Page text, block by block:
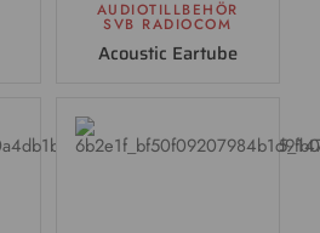
AUDIOTILLBEHÖR
SVB RADIOCOM
Acoustic Eartube